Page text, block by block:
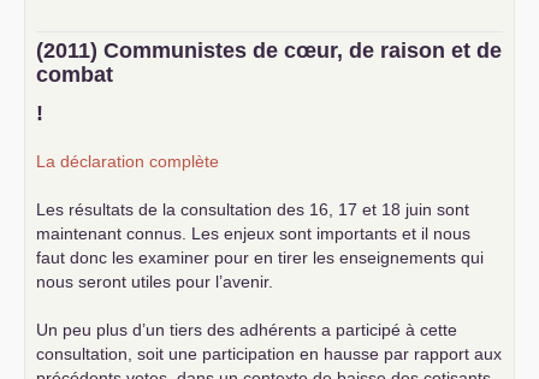
(2011) Communistes de cœur, de raison et de
combat
!
La déclaration complète
Les résultats de la consultation des 16, 17 et 18 juin sont
maintenant connus. Les enjeux sont importants et il nous
faut donc les examiner pour en tirer les enseignements qui
nous seront utiles pour l’avenir.
Un peu plus d’un tiers des adhérents a participé à cette
consultation, soit une participation en hausse par rapport aux